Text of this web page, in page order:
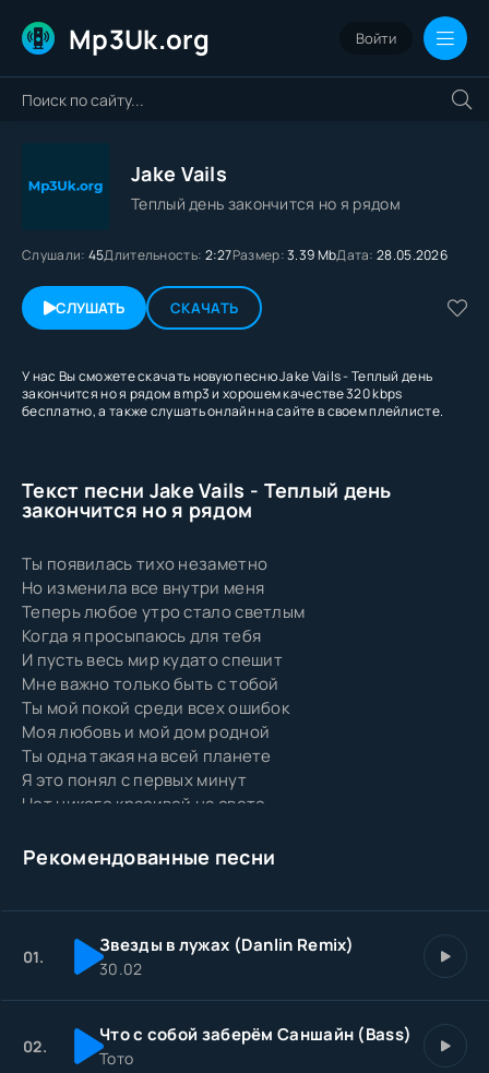
Mp3Uk.org Войти
Jake Vails
Теплый день закончится но я рядом
Слушали: 45Длительность: 2:27Размер:3.39 MbДата: 28.05.2026
СЛУШАТЬ СКАЧАТЬ
У нас Вы сможете скачать новую песню Jake Vails - Теплый день
закончится но я рядом в mp3 и хорошем качестве 320 kbps
бесплатно, а также слушать онлайн на сайте в своем плейлисте.
Текст песни Jake Vails - Теплый день
закончится но я рядом
Ты появилась тихо незаметно
Но изменила все внутри меня
Теперь любое утро стало светлым
Когда я просыпаюсь для тебя
И пусть весь мир кудато спешит
Мне важно только быть с тобой
Ты мой покой среди всех ошибок
Моя любовь и мой дом родной
Ты одна такая на всей планете
Я это понял с первых минут
Нет никого красивей на свете
И каждый день благодарю судьбу
Рекомендованные песни
01. Звезды в лужах (Danlin Remix)
30.02
02. Что с собой заберём Саншайн (Bass)
Тото